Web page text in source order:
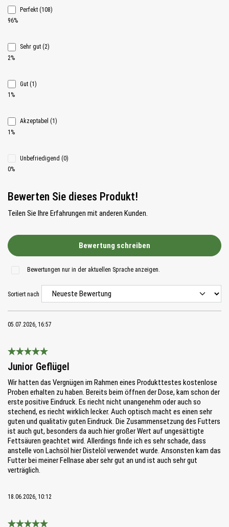
Perfekt (108)
96%
Sehr gut (2)
2%
Gut (1)
1%
Akzeptabel (1)
1%
Unbefriedigend (0)
0%
Bewerten Sie dieses Produkt!
Teilen Sie Ihre Erfahrungen mit anderen Kunden.
Bewertung schreiben
Bewertungen nur in der aktuellen Sprache anzeigen.
Sortiert nach
05.07.2026, 16:57
Bewertung mit 5 von 5 Sternen
Junior Geflügel
Wir hatten das Vergnügen im Rahmen eines Produkttestes kostenlose
Proben erhalten zu haben. Bereits beim öffnen der Dose, kam schon der
erste positive Eindruck. Es riecht nicht unangenehm oder auch so
stechend, es riecht wirklich lecker. Auch optisch macht es einen sehr
guten und qualitativ guten Eindruck. Die Zusammensetzung des Futters
ist auch gut, besonders da auch hier großer Wert auf ungesättigte
Fettsäuren geachtet wird. Allerdings finde ich es sehr schade, dass
anstelle von Lachsöl hier Distelöl verwendet wurde. Ansonsten kam das
Futter bei meiner Fellnase aber sehr gut an und ist auch sehr gut
verträglich.
18.06.2026, 10:12